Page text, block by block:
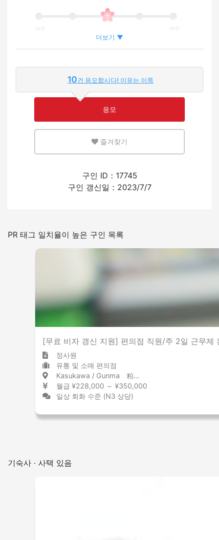
남성 여성
외국인이 근무하는 비율
영어 또는 모국어를 살릴 수 있는 환경
일본어를 쓰는 빈도
더보기 ▼
10건 응모합시다! 이유는 이쪽
응모
즐겨찾기
구인 ID：17745
구인 갱신일：2023/7/7
PR 태그 일치율이 높은 구인 목록
[무료 비자 갱신 지원] 편의점 직원/주 2일 근무
정사원
유통 및 소매 편의점
Kasukawa / Gunma 粕川 / 群馬県
월급 ¥228,000 ～ ¥350,000
일상 회화 수준 (N3 상당)
기숙사 · 사택 있음